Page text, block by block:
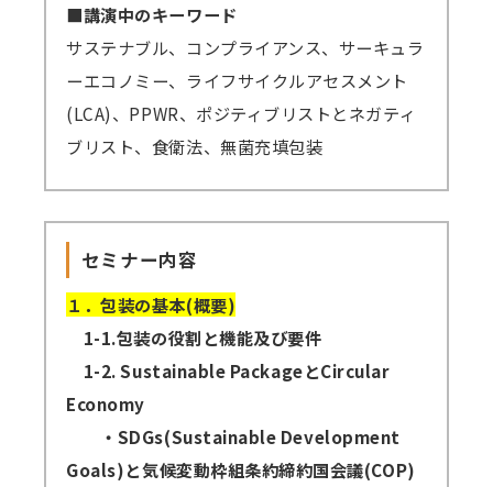
■講演中のキーワード
サステナブル、コンプライアンス、サーキュラ
ーエコノミー、ライフサイクルアセスメント
(LCA)、PPWR、ポジティブリストとネガティ
ブリスト、食衛法、無菌充填包装
セミナー内容
１．包装の基本(概要)
1-1.包装の役割と機能及び要件
1-2. Sustainable PackageとCircular
Economy
・SDGs(Sustainable Development
Goals)と気候変動枠組条約締約国会議(COP)